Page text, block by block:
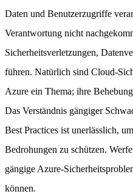
Daten und Benutzerzugriffe
Verantwortung nicht
Sicherheitsverletzungen,
führen. Natürlich sind Cloud-
Azure ein Thema; ihre
Das Verständnis gängiger
Best Practices ist unerlässlich,
Bedrohungen zu schützen.
gängige Azure-
können.